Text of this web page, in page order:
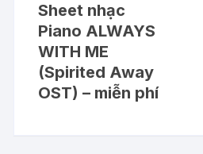
Sheet nhạc
Piano ALWAYS
WITH ME
(Spirited Away
OST) – miễn phí